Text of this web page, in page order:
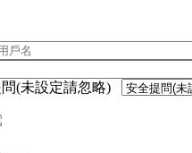
(未設定請忽略)